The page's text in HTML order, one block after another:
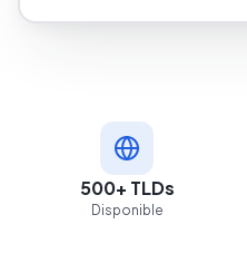
500+ TLDs
Disponible